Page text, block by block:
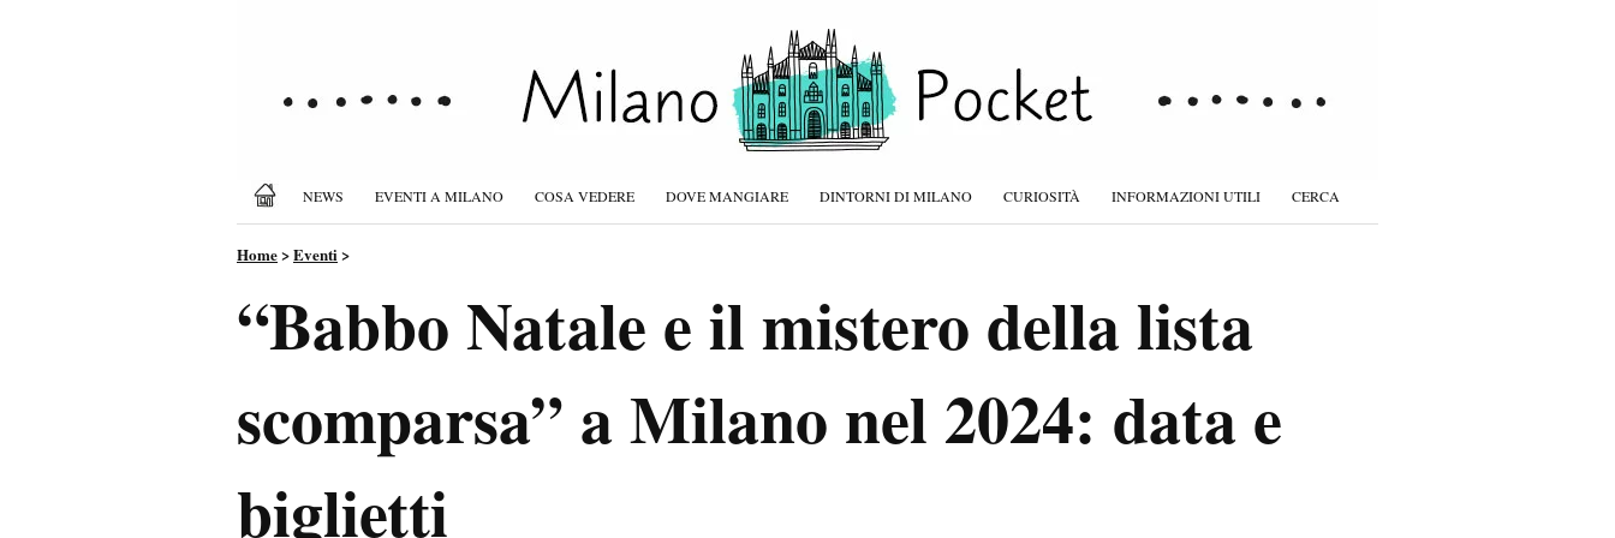
NEWS EVENTI A MILANO COSA VEDERE DOVE MANGIARE DINTORNI DI MILANO CURIOSITÀ INFORMAZIONI UTILI CERCA
Home>Eventi>
“Babbo Natale e il mistero della lista
scomparsa” a Milano nel 2024: data e
biglietti